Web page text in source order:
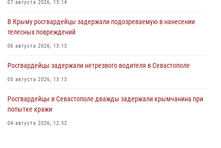
07 августа 2026, 13:14
В Крыму росгвардейцы задержали подозреваемую в нанесении
телесных повреждений
06 августа 2026, 13:13
Росгвардейцы задержали нетрезвого водителя в Севастополе
05 августа 2026, 13:13
Росгвардейцы в Севастополе дважды задержали крымчанина при
попытке кражи
04 августа 2026, 12:52